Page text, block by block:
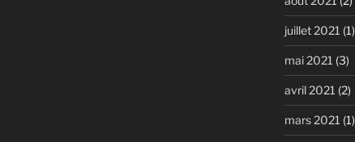
juillet 2021 (1)
mai 2021 (3)
avril 2021 (2)
mars 2021 (1)